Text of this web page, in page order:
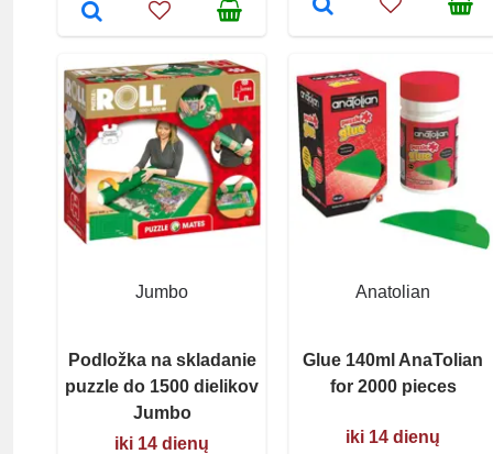
Jumbo
Podložka na skladanie
puzzle do 1500 dielikov
Jumbo
iki 14 dienų
Anatolian
Glue 140ml AnaTolian
for 2000 pieces
iki 14 dienų